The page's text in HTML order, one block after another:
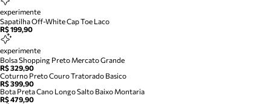
experimente
Sapatilha Off-White Cap Toe Laco
R$ 199,90
experimente
Bolsa Shopping Preto Mercato Grande
R$ 329,90
Coturno Preto Couro Tratorado Basico
R$ 399,90
Bota Preta Cano Longo Salto Baixo Montaria
R$ 479,90